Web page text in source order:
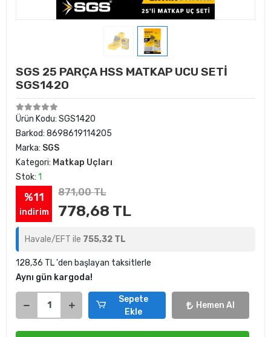
SGS 25 PARÇA HSS MATKAP UCU SETİ
SGS1420
Ürün Kodu: SGS1420
Barkod: 8698619114205
Marka: SGS
Kategori: Matkap Uçları
Stok: 1
%11
indirim
871,00 TL
778,68 TL
Havale/EFT ile 755,32 TL
128,36 TL 'den başlayan taksitlerle
Aynı gün kargoda!
Sepete
Ekle
Hemen Al